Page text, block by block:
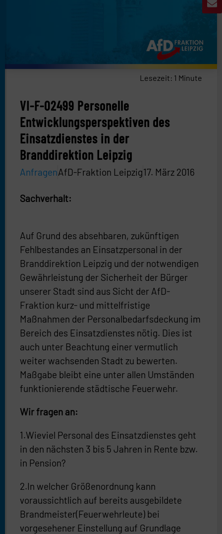
Lesezeit: 1 Minute
VI-F-02499 Personelle
Entwicklungsperspektiven des
Einsatzdienstes in der
Branddirektion Leipzig
AnfragenAfD-Fraktion Leipzig17. März 2016
Sachverhalt:
Auf Grund des absehbaren, zukünftigen
Fehlbestandes an Einsatzpersonal in der
Branddirektion Leipzig und der notwendigen
Gewährleistung der Sicherheit der Bürger
unserer Stadt sind aus Sicht der AfD-
Fraktion kurz- und mittelfristige
Maßnahmen der Personalbedarfsdeckung im
Bereich des Einsatzdienstes nötig. Dies ist
auch unter Beachtung einer vermutlich
weiter wachsenden Stadt zu bewerten.
Maßgabe bleibt eine unter allen Umständen
funktionierende städtische Feuerwehr.
Wir fragen an:
1.Wieviel Personal des Einsatzdienstes geht
in den nächsten 3 bis 5 Jahren in Rente bzw.
in Pension?
2.In welcher Größenordnung kann
voraussichtlich auf bereits ausgebildete
Brandmeister(Feuerwehrleute) bei
vorgesehener Einstellung auf Grundlage